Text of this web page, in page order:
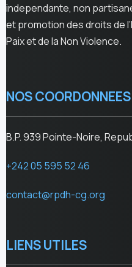
independante, non
et promotion des droits de
Paix et de la Non Violence.
NOS COORDONNEES
B.P. 939 Pointe-Noire,
+242 05 595 52 46
contact@rpdh-cg.org
LIENS UTILES